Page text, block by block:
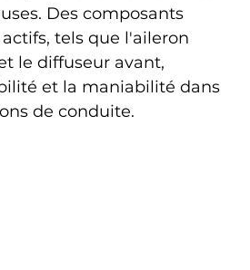
Des composants
tels que l'aileron
le diffuseur avant,
et la maniabilité dans
de conduite.